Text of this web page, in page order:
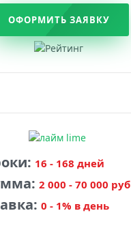
ОФОРМИТЬ ЗАЯВКУ
16 - 168 дней
2 000 - 70 000 руб
0 - 1% в день